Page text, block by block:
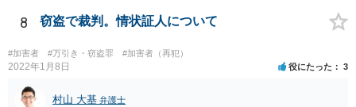
て、私は実刑だと思います。 【質問2】 現在の状況で、正式起訴もし
くは実刑を避ける方法、方向性というのは何かございますでしょう
性があるので、一刻も早く治療やカウンセリングを受け、反省を言葉
だけでなく行動で示すことでしょう。 【質問3】 示談をして被害届を
は概ねどれくらいになるでしょうか？ （もちろん確約はないと思いま
8 窃盗で裁判。情状証人について
#加害者 #万引き・窃盗罪 #加害者（再犯）
2022年1月8日 役にたった 3
村山 大基 弁護士